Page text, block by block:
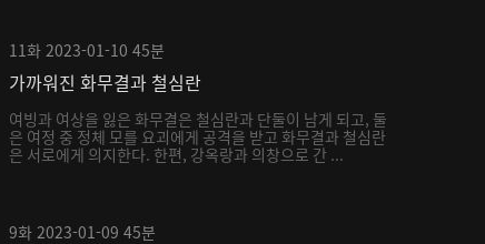
11화 2023-01-10 45분
가까워진 화무결과 철심란
여빙과 여상을 잃은 화무결은 철심란과 단둘이 남게 되고, 둘
은 여정 중 정체 모를 요괴에게 공격을 받고 화무결과 철심란
은 서로에게 의지한다. 한편, 강옥랑과 의창으로 간 ...
9화 2023-01-09 45분